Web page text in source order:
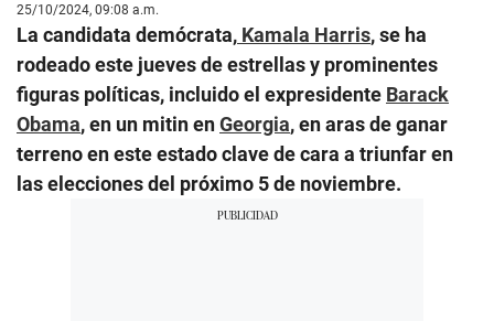
25/10/2024, 09:08 a.m.
La candidata demócrata, Kamala Harris, se ha
rodeado este jueves de estrellas y prominentes
figuras políticas, incluido el expresidente Barack
Obama, en un mitin enGeorgia, en aras de ganar
terreno en este estado clave de cara a triunfar en
las elecciones del próximo 5 de noviembre.